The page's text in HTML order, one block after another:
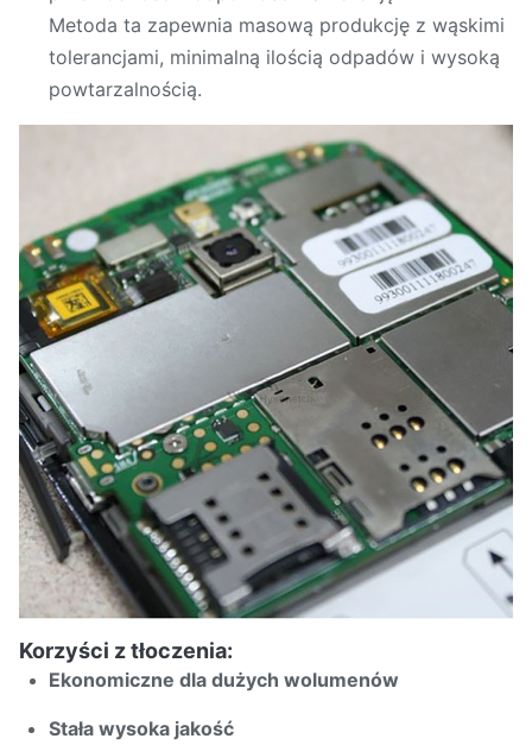
Metoda ta zapewnia masową produkcję z wąskimi
tolerancjami, minimalną ilością odpadów i wysoką
powtarzalnością.
Korzyści z tłoczenia:
Ekonomiczne dla dużych wolumenów
Stała wysoka jakość